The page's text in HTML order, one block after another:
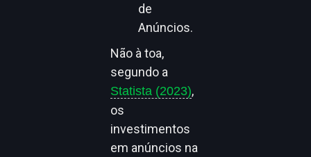
de
Anúncios.
Não à toa,
segundo a
Statista (2023),
os
investimentos
em anúncios na